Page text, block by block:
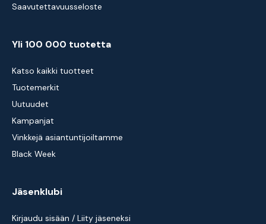
Saavutettavuusseloste
Yli 100 000 tuotetta
Katso kaikki tuotteet
Tuotemerkit
Uutuudet
Kampanjat
Vinkkejä asiantuntijoiltamme
Black Week
Jäsenklubi
Kirjaudu sisään / Liity jäseneksi